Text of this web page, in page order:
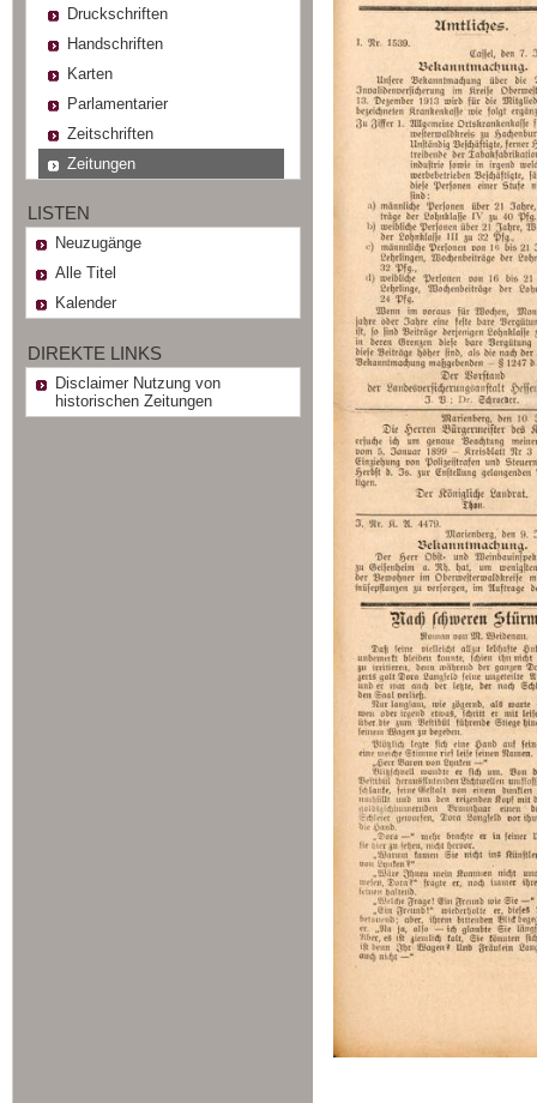
Druckschriften
Handschriften
Karten
Parlamentarier
Zeitschriften
Zeitungen
LISTEN
Neuzugänge
Alle Titel
Kalender
DIREKTE LINKS
Disclaimer Nutzung von
historischen Zeitungen